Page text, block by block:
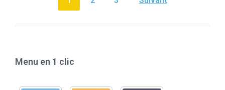
des
Menu en 1 clic